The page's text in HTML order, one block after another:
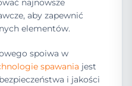
najnowsze
aby zapewnić
elementów.
spoiwa w
spawania jest
i jakości